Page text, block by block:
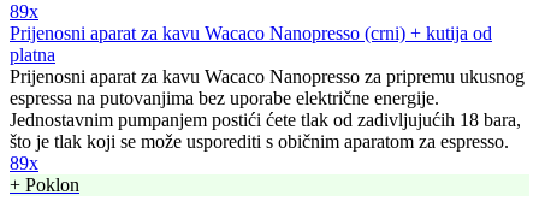
89x
Prijenosni aparat za kavu Wacaco Nanopresso (crni) + kutija od
platna
Prijenosni aparat za kavu Wacaco Nanopresso za pripremu ukusnog
espressa na putovanjima bez uporabe električne energije.
Jednostavnim pumpanjem postići ćete tlak od zadivljujućih 18 bara,
što je tlak koji se može usporediti s običnim aparatom za espresso.
89x
+ Poklon